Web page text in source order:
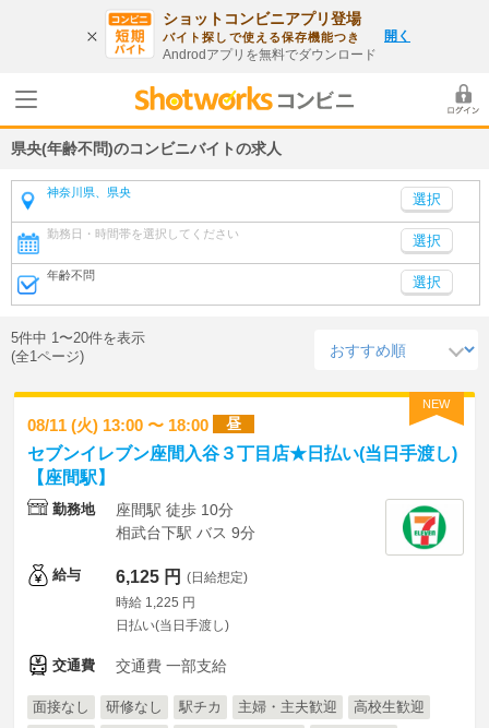
ショットコンビニアプリ登場
バイト探しで使える保存機能つき
Androdアプリを無料でダウンロード
開く
県央(年齢不問)のコンビニバイトの求人
神奈川県、県央
勤務日・時間帯を選択してください 選択
年齢不問 選択
5件中 1〜20件を表示
(全1ページ)
NEW
08/11 (火) 13:00 〜 18:00 昼
セブンイレブン座間入谷３丁目店★日払い(当日手渡し)
【座間駅】
勤務地
座間駅 徒歩 10分
相武台下駅 バス 9分
給与 6,125 円 (日給想定)
時給 1,225 円
日払い(当日手渡し)
交通費 交通費 一部支給
面接なし 研修なし 駅チカ 主婦・主夫歓迎
高校生歓迎